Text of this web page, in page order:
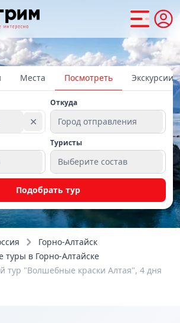
Места Посмотреть Экскурсии
✕
Откуда
Город отправления
Туристы
Выберите состав
Подобрать тур
Горно-Алтайск
туры в Горно-Алтайске
тур "Волшебные краски Алтая", 4 дня